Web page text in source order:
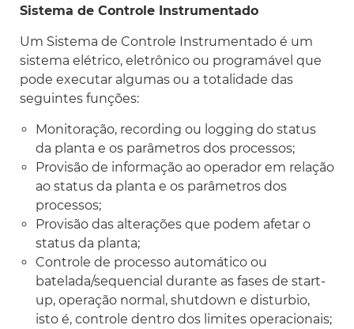
Sistema de Controle Instrumentado
Um Sistema de Controle Instrumentado é um
sistema elétrico, eletrônico ou programável que
pode executar algumas ou a totalidade das
seguintes funções:
Monitoração, recording ou logging do status
da planta e os parâmetros dos processos;
Provisão de informação ao operador em relação
ao status da planta e os parâmetros dos
processos;
Provisão das alterações que podem afetar o
status da planta;
Controle de processo automático ou
batelada/sequencial durante as fases de start-
up, operação normal, shutdown e disturbio,
isto é, controle dentro dos limites operacionais;